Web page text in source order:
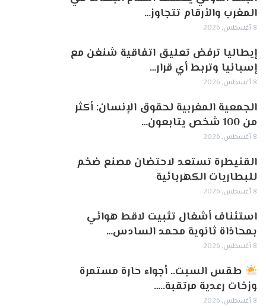
المغرب والأرقام تتجاوز…
8 أغسطس, 2026
إيطاليا ترفض تعليق اتفاقية شنغن مع
إسبانيا وتربط أي قرار…
8 أغسطس, 2026
الجمعية المغربية لحقوق الإنسان: أكثر
من 100 شخص يتابعون…
8 أغسطس, 2026
القنيطرة تستعد لاحتضان مصنع ضخم
للبطاريات الكهربائية
8 أغسطس, 2026
استئناف أشغال تثبيت لاقط هوائي
بمحاذاة ثانوية محمد السادس…
8 أغسطس, 2026
طقس السبت.. أجواء حارة مستمرة
وزخات رعدية مرتقبة..…
8 أغسطس, 2026